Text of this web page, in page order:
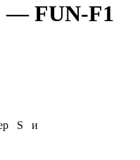
— FUN-F1
S и